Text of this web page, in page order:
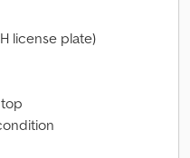
license plate)